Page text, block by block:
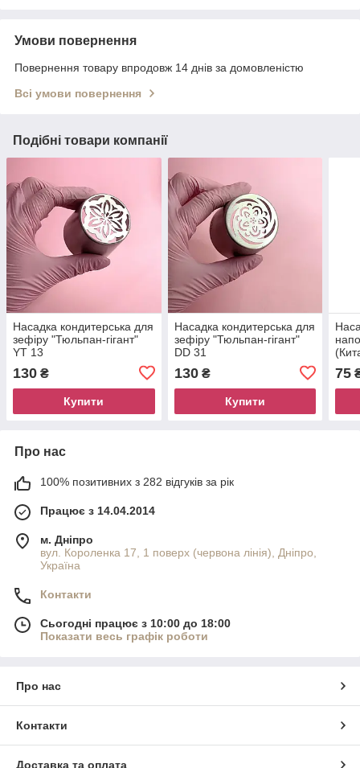
Умови повернення
Повернення товару впродовж 14 днів за домовленістю
Всі умови повернення
Подібні товари компанії
Насадка кондитерська для
зефіру "Тюльпан-гігант"
YT 13
130 ₴
Купити
Насадка кондитерська для
зефіру "Тюльпан-гігант"
DD 31
130₴
Купити
75
Про нас
100% позитивних з 282 відгуків за рік
Працює з 14.04.2014
м. Дніпро
вул. Короленка 17, 1 поверх (червона лінія), Дніпро,
Україна
Контакти
Сьогодні працює з 10:00 до 18:00
Показати весь графік роботи
Про нас
Контакти
Доставка та оплата